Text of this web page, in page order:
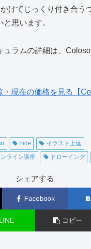
けてじっくり付き合う
思います。
ュラムの詳細は、
現在の価格を見る【
hide
イラスト上達
ライン講座 ドローイング
シェアする
Facebook
LINE コピー